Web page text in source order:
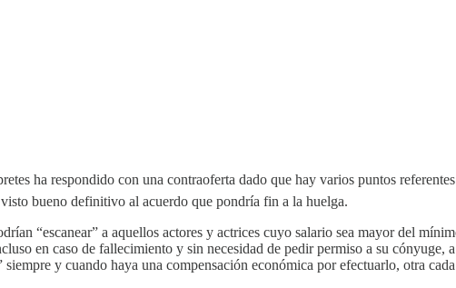
ha respondido con una contraoferta dado que hay varios puntos
bueno definitivo al acuerdo que pondría fin a la huelga.
“escanear” a aquellos actores y actrices cuyo salario sea mayor del
en caso de fallecimiento y sin necesidad de pedir permiso a su cónyuge,
y cuando haya una compensación económica por efectuarlo, otra